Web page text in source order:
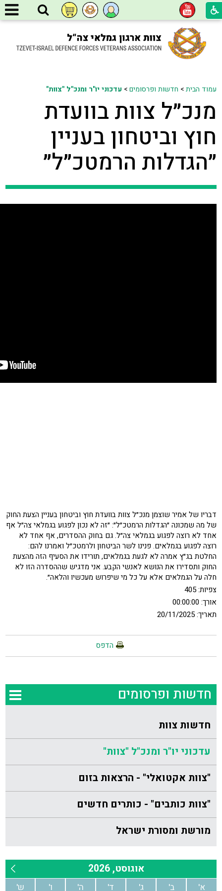
עמוד הבית> חדשות ופרסומים>עדכוני יו"ר ומנכ"ל "צוות"
מנכ״ל צוות בוועדת
חוץ וביטחון בעניין
״הגדלות הרמטכ״ל״
דבריו של אמיר שוצמן מנכ״ל צוות בוועדת חוץ וביטחון בעניין הצעת החוק
של מה שמכונה ״הגדלות הרמטכ״ל״: ״זה לא נכון לפגוע בגמלאי צה״ל אף
אחד לא רוצה לפגוע בגמלאי צה״ל. גם בחוק ההסדרים, אף אחד לא
רוצה לפגוע בגמלאים. פנינו לשר הביטחון ולרמטכ״ל ואמרנו להם:
החלטת בג״ץ אמרה לא לגעת בגמלאים, תורידו את הסעיף הזה מהצעת
החוק ותסדירו את הנושא לאנשי הקבע. אני מדגיש שההסדרה הזו לא
חלה על הגמלאים אלא על כל מי שיפרוש מעכשיו והלאה״.
צפיות:405
אורך: 00:00:00
תאריך: 20/11/2025
הדפס
חדשות ופרסומים
חדשות צוות
עדכוני יו"ר ומנכ"ל "צוות"
"צוות אקטואלי" - הרצאות בזום
"צוות כותבים" - כותרים חדשים
מורשת ומסורת ישראל